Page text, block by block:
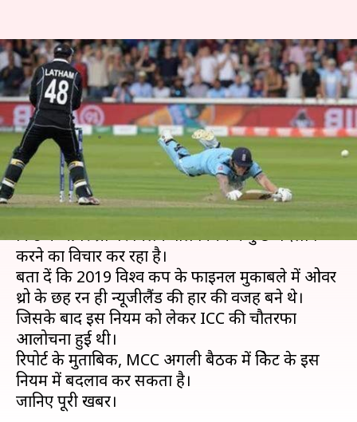
विश्व कप फाइनल में ओवर थ्रो के
चलते हुआ था बड़ा विवाद, बदल
सकता है नियम
लेखन मोहम्मद वाहिद Jul 20, 2019 05:50 pm
क्या है खबर?
क्रिकेट कानूनों का संरक्षक मेरिलबोन क्रिकेट क्लब (MCC)
क्रिकेट में ओवर थ्रो पर मिलने वाले नियम में कुछ बदलाव
करने का विचार कर रहा है।
बता दें कि 2019 विश्व कप के फाइनल मुकाबले में ओवर
थ्रो के छह रन ही न्यूजीलैंड की हार की वजह बने थे।
जिसके बाद इस नियम को लेकर ICC की चौतरफा
आलोचना हुई थी।
रिपोर्ट के मुताबिक, MCC अगली बैठक में क्रिकेट के इस
नियम में बदलाव कर सकता है।